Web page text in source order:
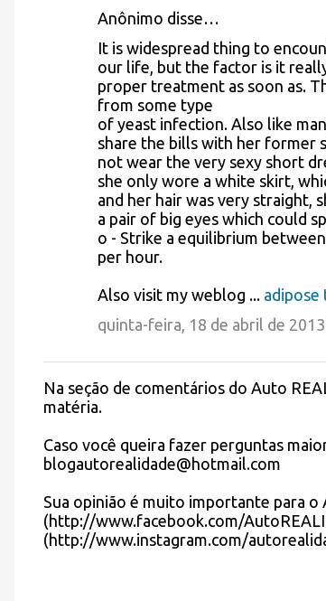
Anônimo disse…
It is widespread thing to
our life, but the factor is it
proper treatment as soon as.
from some type
of yeast infection. Also like
share the bills with her former
not wear the very sexy short
she only wore a white skirt,
and her hair was very straight,
a pair of big eyes which could
o - Strike a equilibrium
per hour.
Also visit my weblog ... adipose
quinta-feira, 18 de abril de
P
o
t
a
u
m
c
Na seção de comentários do Auto
matéria.
Caso você queira fazer perguntas
blogautorealidade@hotmail.com
Sua opinião é muito importante para o
(http://www.facebook.com/
(http://www.instagram.com/